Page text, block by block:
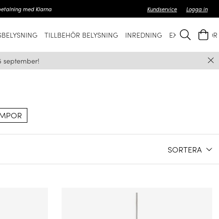
med Klarna Kundservice Logga in
TILLBEHÖR BELYSNING INREDNING EXKLUSIVT
september!
SORTERA